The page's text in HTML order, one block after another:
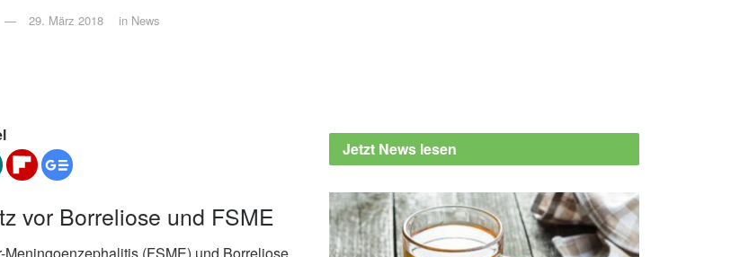
29. März 2018 in News
vor Borreliose und FSME
Jetzt News lesen